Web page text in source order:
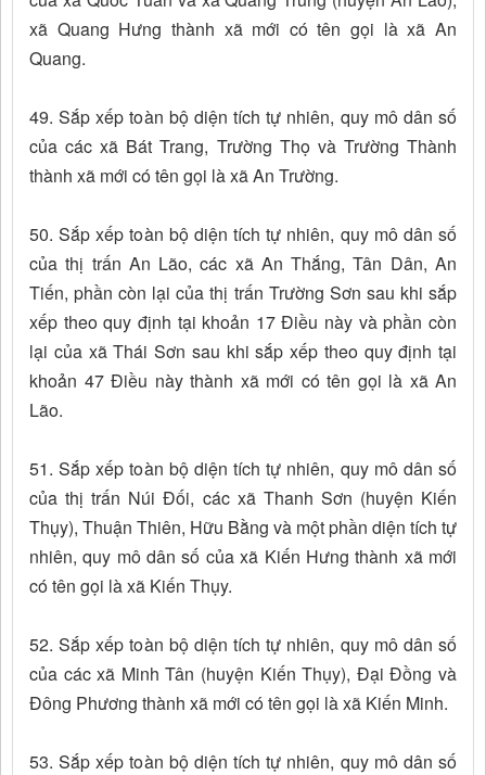
xã Quang Hưng thành xã mới có tên gọi là xã An
Quang.
49. Sắp xếp toàn bộ diện tích tự nhiên, quy mô dân số
của các xã Bát Trang, Trường Thọ và Trường Thành
thành xã mới có tên gọi là xã An Trường.
50. Sắp xếp toàn bộ diện tích tự nhiên, quy mô dân số
của thị trấn An Lão, các xã An Thắng, Tân Dân, An
Tiến, phần còn lại của thị trấn Trường Sơn sau khi sắp
xếp theo quy định tại khoản 17 Điều này và phần còn
lại của xã Thái Sơn sau khi sắp xếp theo quy định tại
khoản 47 Điều này thành xã mới có tên gọi là xã An
Lão.
51. Sắp xếp toàn bộ diện tích tự nhiên, quy mô dân số
của thị trấn Núi Đối, các xã Thanh Sơn (huyện Kiến
Thụy), Thuận Thiên, Hữu Bằng và một phần diện tích tự
nhiên, quy mô dân số của xã Kiến Hưng thành xã mới
có tên gọi là xã Kiến Thụy.
52. Sắp xếp toàn bộ diện tích tự nhiên, quy mô dân số
của các xã Minh Tân (huyện Kiến Thụy), Đại Đồng và
Đông Phương thành xã mới có tên gọi là xã Kiến Minh.
53. Sắp xếp toàn bộ diện tích tự nhiên, quy mô dân số